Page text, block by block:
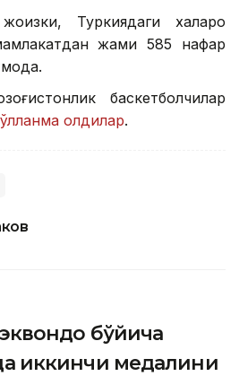
Туркиядаги халқаро
жами 585 нафар
баскетболчилар
олдилар.
бўйича
иккинчи медалини